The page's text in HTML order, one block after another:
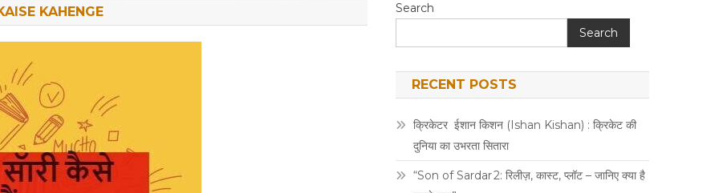
KAHENGE
Search
Search
RECENT POSTS
क्रिकेटर ईशान किशन (Ishan Kishan) : क्रिकेट की
दुनिया का उभरता सितारा
“Son of Sardar 2: रिलीज़, कास्ट, प्लॉट – जानिए क्या है